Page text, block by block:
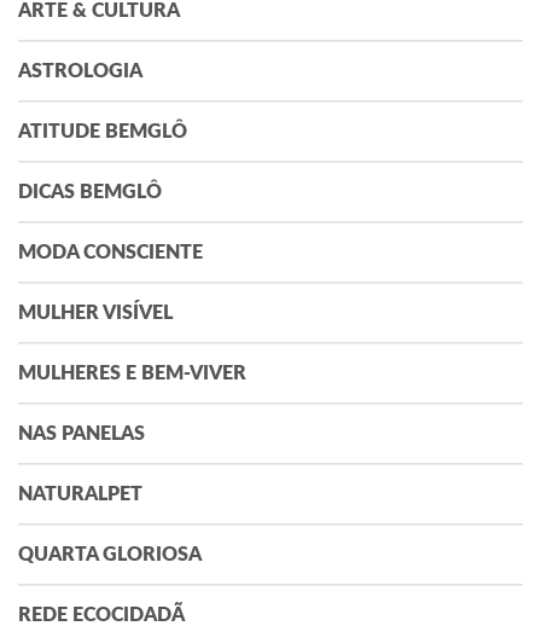
ARTE & CULTURA
ASTROLOGIA
ATITUDE BEMGLÔ
DICAS BEMGLÔ
MODA CONSCIENTE
MULHER VISÍVEL
MULHERES E BEM-VIVER
NAS PANELAS
NATURALPET
QUARTA GLORIOSA
REDE ECOCIDADÃ